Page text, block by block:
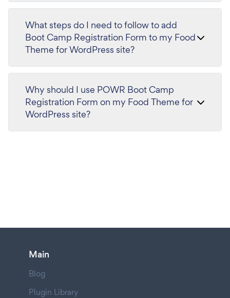
What steps do I need to follow to add
Boot Camp Registration Form to my Food
Theme for WordPress site?
Why should I use POWR Boot Camp
Registration Form on my Food Theme for
WordPress site?
Main
Blog
Plugin Library